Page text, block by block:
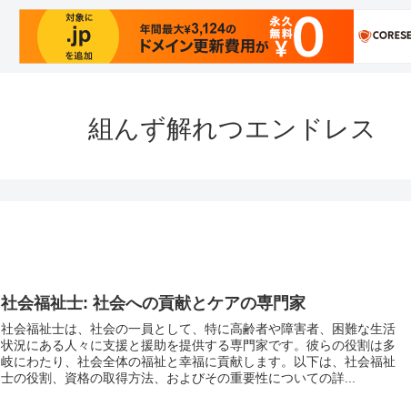
組んず解れつエンドレス
社会福祉士: 社会への貢献とケアの専門家
社会福祉士は、社会の一員として、特に高齢者や障害者、困難な生活
状況にある人々に支援と援助を提供する専門家です。彼らの役割は多
岐にわたり、社会全体の福祉と幸福に貢献します。以下は、社会福祉
士の役割、資格の取得方法、およびその重要性についての詳...